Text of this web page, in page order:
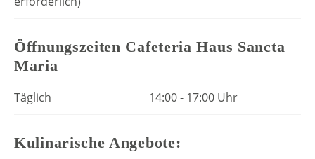
Öffnungszeiten Cafeteria Haus Sancta
Maria
Täglich 14:00 - 17:00 Uhr
Kulinarische Angebote: